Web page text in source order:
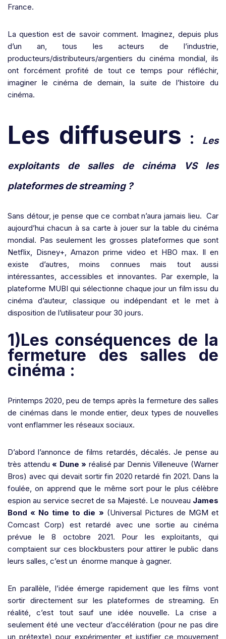
France.
La question est de savoir comment. Imaginez, depuis plus
d’un an, tous les acteurs de l’industrie,
producteurs/distributeurs/argentiers du cinéma mondial, ils
ont forcément profité de tout ce temps pour réfléchir,
imaginer le cinéma de demain, la suite de l’histoire du
cinéma.
Les diffuseurs : Les
exploitants de salles de cinéma VS les
plateformes de streaming ?
Sans détour, je pense que ce combat n’aura jamais lieu. Car
aujourd’hui chacun à sa carte à jouer sur la table du cinéma
mondial. Pas seulement les grosses plateformes que sont
Netflix, Disney+, Amazon prime video et HBO max. Il en
existe d’autres, moins connues mais tout aussi
intéressantes, accessibles et innovantes. Par exemple, la
plateforme MUBI qui sélectionne chaque jour un film issu du
cinéma d’auteur, classique ou indépendant et le met à
disposition de l’utilisateur pour 30 jours.
1)Les conséquences de la
fermeture des salles de
cinéma :
Printemps 2020, peu de temps après la fermeture des salles
de cinémas dans le monde entier, deux types de nouvelles
vont enflammer les réseaux sociaux.
D’abord l’annonce de films retardés, décalés. Je pense au
très attendu« Dune » réalisé par Dennis Villeneuve (Warner
Bros) avec qui devait sortir fin 2020 retardé fin 2021. Dans la
foulée, on apprend que le même sort pour le plus célèbre
espion au service secret de sa Majesté. Le nouveau James
Bond « No time to die » (Universal Pictures de MGM et
Comcast Corp) est retardé avec une sortie au cinéma
prévue le 8 octobre 2021. Pour les exploitants, qui
comptaient sur ces blockbusters pour attirer le public dans
leurs salles, c’est un énorme manque à gagner.
En parallèle, l’idée émerge rapidement que les films vont
sortir directement sur les plateformes de streaming. En
réalité, c’est tout sauf une idée nouvelle. La crise a
seulement été une vecteur d’accélération (pour ne pas dire
un prétexte) pour expérimenter et justifier ce mouvement